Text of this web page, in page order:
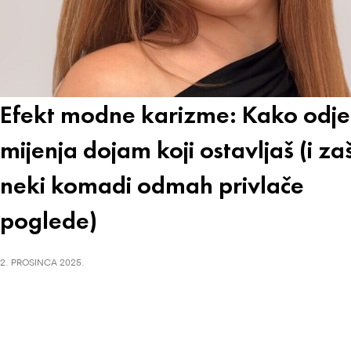
Efekt modne karizme: Kako
mijenja dojam koji ostavljaš (i
neki komadi odmah privlače
poglede)
2. PROSINCA 2025.